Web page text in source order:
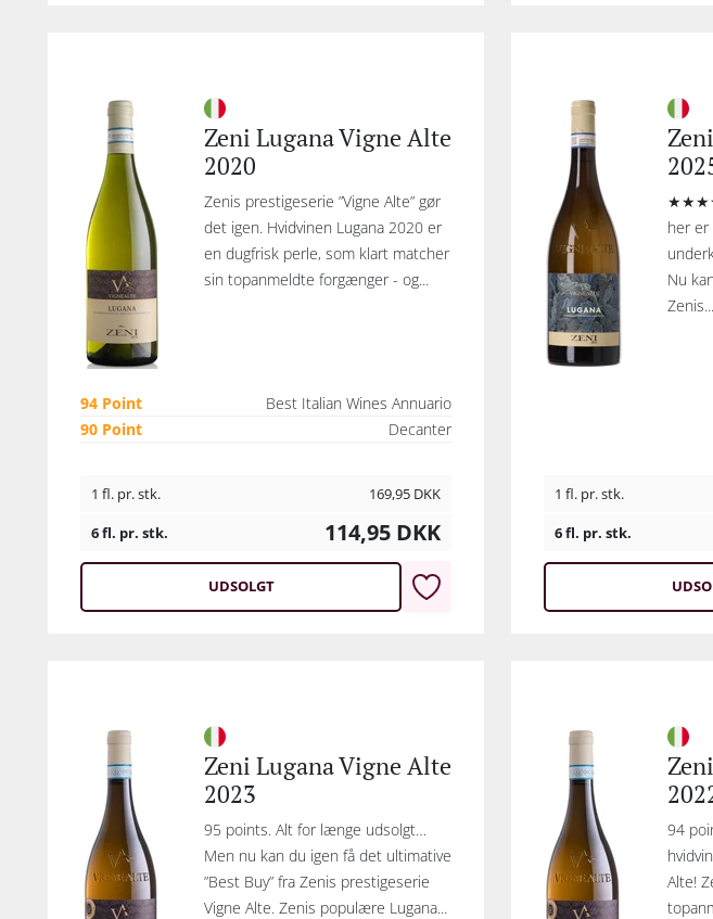
Zeni Lugana Vigne Alte
2020
Zenis prestigeserie ”Vigne Alte” gør
det igen. Hvidvinen Lugana 2020 er
en dugfrisk perle, som klart matcher
sin topanmeldte forgænger - og...
94 Point
Best Italian Wines Annuario
90 Point
Decanter
1 fl. pr. stk. 169,95 DKK
6 fl. pr. stk.
114,95 DKK
UDSOLGT
her er
Nu
Zenis...
1 fl. pr. stk.
6 fl. pr. stk.
Zeni Lugana Vigne Alte
2023
95 points. Alt for længe udsolgt…
Men nu kan du igen få det ultimative
”Best Buy” fra Zenis prestigeserie
Vigne Alte. Zenis populære Lugana...
94
Alte!